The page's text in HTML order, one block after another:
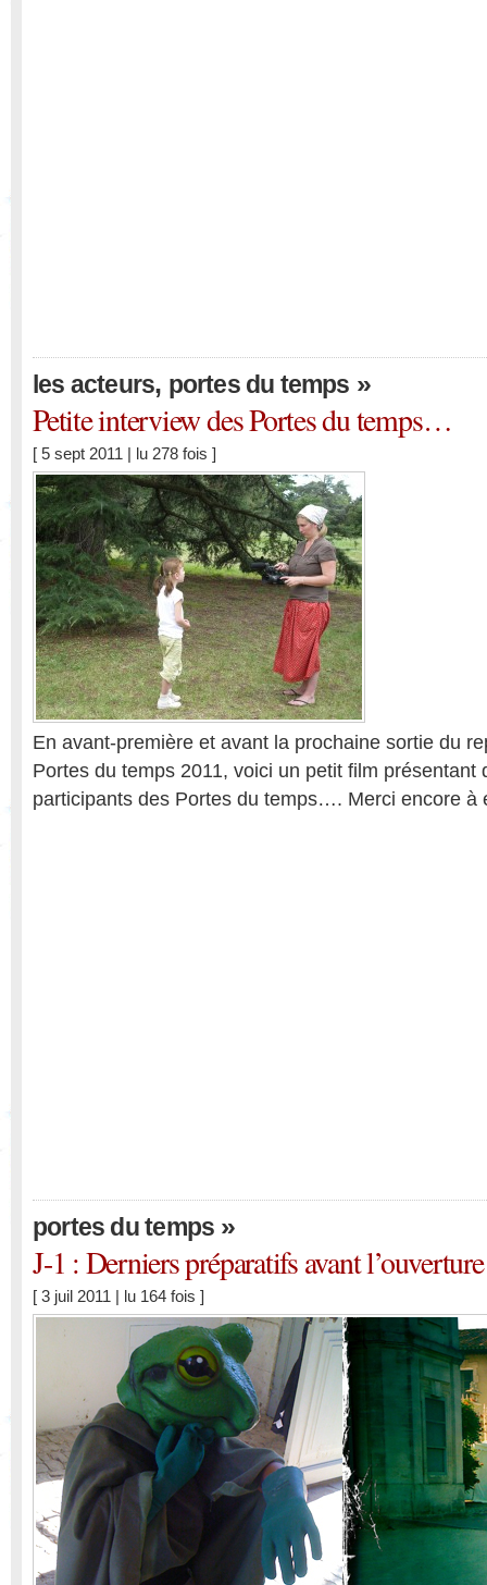
les acteurs, portes du temps »
Petite interview des Portes du temps…
[ 5 sept 2011 | lu 278 fois ]
En avant-première et avant la prochaine sortie du
Portes du temps 2011, voici un petit film présentant
participants des Portes du temps…. Merci encore à
portes du temps »
J-1 : Derniers préparatifs avant
[ 3 juil 2011 | lu 164 fois ]